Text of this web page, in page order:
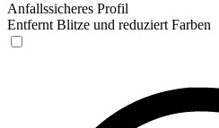
Anfallssicheres Profil
Entfernt Blitze und reduziert Farben